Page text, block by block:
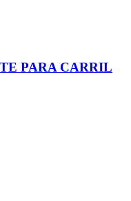
PARA CARRIL